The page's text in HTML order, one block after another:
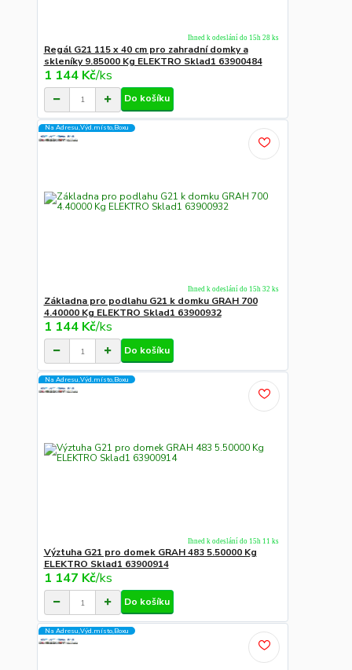
Regál G21 115 x 40 cm pro zahradní domky a
skleníky 9.85000 Kg ELEKTRO Sklad1 63900484
1 144 Kč/ks
Ihned k odeslání do 15h 28 ks
Do košíku
Na Adresu,Výd.místo,Boxu
Základna pro podlahu G21 k domku GRAH 700
4.40000 Kg ELEKTRO Sklad1 63900932
1 144 Kč/ks
Ihned k odeslání do 15h 32 ks
Do košíku
Na Adresu,Výd.místo,Boxu
Výztuha G21 pro domek GRAH 483 5.50000 Kg
ELEKTRO Sklad1 63900914
1 147 Kč/ks
Ihned k odeslání do 15h 11 ks
Do košíku
Na Adresu,Výd.místo,Boxu